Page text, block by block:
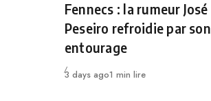
Fennecs : la rumeur José
Peseiro refroidie par son
entourage
Publié
3 days ago1 min lire